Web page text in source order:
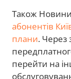
Також
абонентів
плани. Через
перейти на